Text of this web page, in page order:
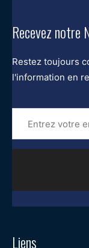
Recevez notre
Restez toujours
l'information en
Entrez
votre
email
Liens